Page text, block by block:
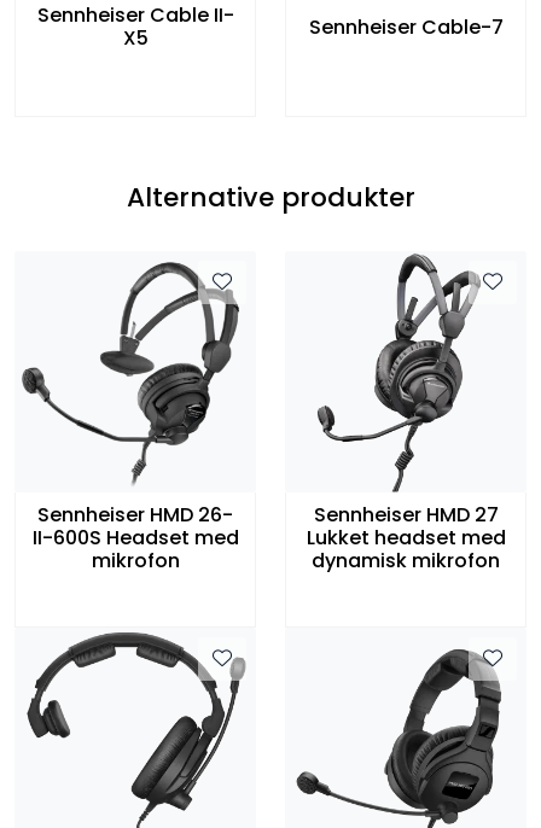
Sennheiser Cable II-
X5
Sennheiser Cable-7
Alternative produkter
Sennheiser HMD 26-
II-600S Headset med
mikrofon
Sennheiser HMD 27
Lukket headset med
dynamisk mikrofon